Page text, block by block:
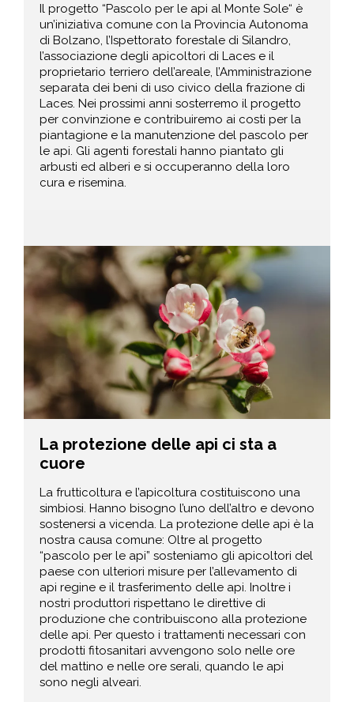
Il progetto “Pascolo per le api al Monte Sole“ è
un’iniziativa comune con la Provincia Autonoma
di Bolzano, l’Ispettorato forestale di Silandro,
l’associazione degli apicoltori di Laces e il
proprietario terriero dell’areale, l’Amministrazione
separata dei beni di uso civico della frazione di
Laces. Nei prossimi anni sosterremo il progetto
per convinzione e contribuiremo ai costi per la
piantagione e la manutenzione del pascolo per
le api. Gli agenti forestali hanno piantato gli
arbusti ed alberi e si occuperanno della loro
cura e risemina.
La protezione delle api ci sta a
cuore
La frutticoltura e l’apicoltura costituiscono una
simbiosi. Hanno bisogno l’uno dell’altro e devono
sostenersi a vicenda. La protezione delle api è la
nostra causa comune: Oltre al progetto
“pascolo per le api” sosteniamo gli apicoltori del
paese con ulteriori misure per l’allevamento di
api regine e il trasferimento delle api. Inoltre i
nostri produttori rispettano le direttive di
produzione che contribuiscono alla protezione
delle api. Per questo i trattamenti necessari con
prodotti fitosanitari avvengono solo nelle ore
del mattino e nelle ore serali, quando le api
sono negli alveari.